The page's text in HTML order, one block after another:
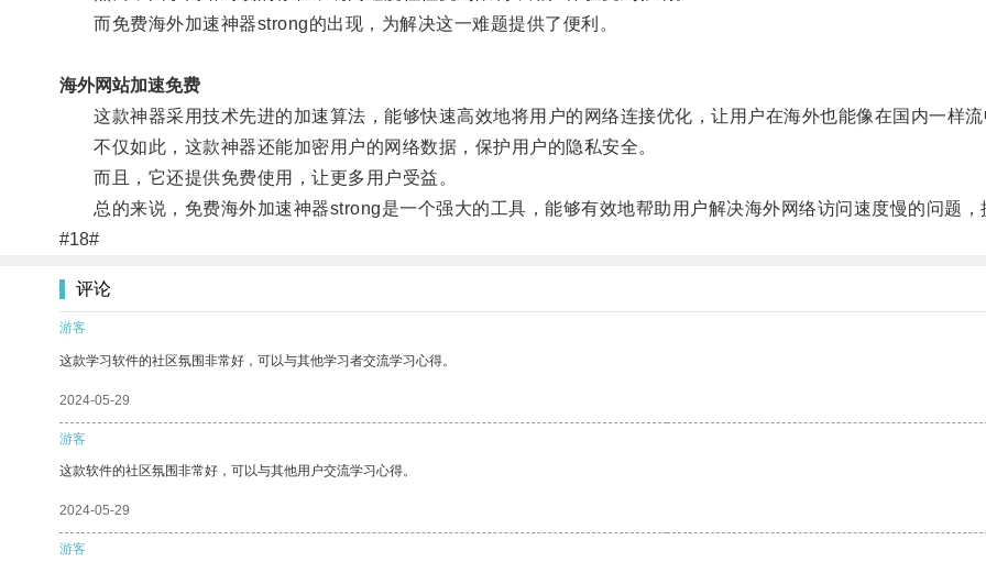
而免费海外加速神器strong的出现，为解决这一难题提供了便利。
海外网站加速免费
这款神器采用技术先进的加速算法，能够快速高效地将用户的网络连接优化，让用户在海外也能像在国内一样流
不仅如此，这款神器还能加密用户的网络数据，保护用户的隐私安全。
而且，它还提供免费使用，让更多用户受益。
总的来说，免费海外加速神器strong是一个强大的工具，能够有效地帮助用户解决海外网络访问速度慢的问题，
#18#
评论
游客
这款学习软件的社区氛围非常好，可以与其他学习者交流学习心得。
2024-05-29
游客
这款软件的社区氛围非常好，可以与其他用户交流学习心得。
2024-05-29
游客